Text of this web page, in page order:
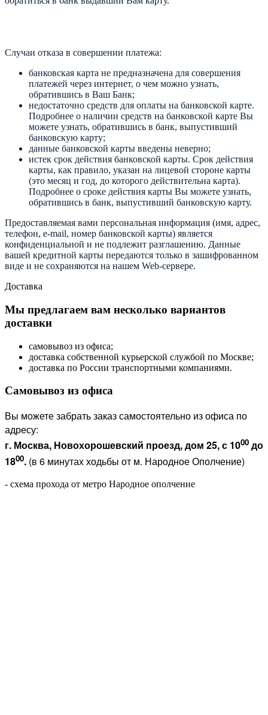
Случаи отказа в совершении платежа:
банковская карта не предназначена для совершения
платежей через интернет, о чем можно узнать,
обратившись в Ваш Банк;
недостаточно средств для оплаты на банковской карте.
Подробнее о наличии средств на банковской карте Вы
можете узнать, обратившись в банк, выпустивший
банковскую карту;
данные банковской карты введены неверно;
истек срок действия банковской карты. Срок действия
карты, как правило, указан на лицевой стороне карты
(это месяц и год, до которого действительна карта).
Подробнее о сроке действия карты Вы можете узнать,
обратившись в банк, выпустивший банковскую карту.
Предоставляемая вами персональная информация (имя, адрес,
телефон, e-mail, номер банковской карты) является
конфиденциальной и не подлежит разглашению. Данные
вашей кредитной карты передаются только в зашифрованном
виде и не сохраняются на нашем Web-сервере.
Доставка
Мы предлагаем вам несколько вариантов
доставки
самовывоз из офиса;
доставка собственной курьерской службой по Москве;
доставка по России транспортными компаниями.
Самовывоз из офиса
Вы можете забрать заказ самостоятельно из офиса по
адресу:
г. Москва, Новохорошевский проезд, дом 25, с 1000 до
1800. (в 6 минутах ходьбы от м. Народное Ополчение)
- схема прохода от метро Народное ополчение